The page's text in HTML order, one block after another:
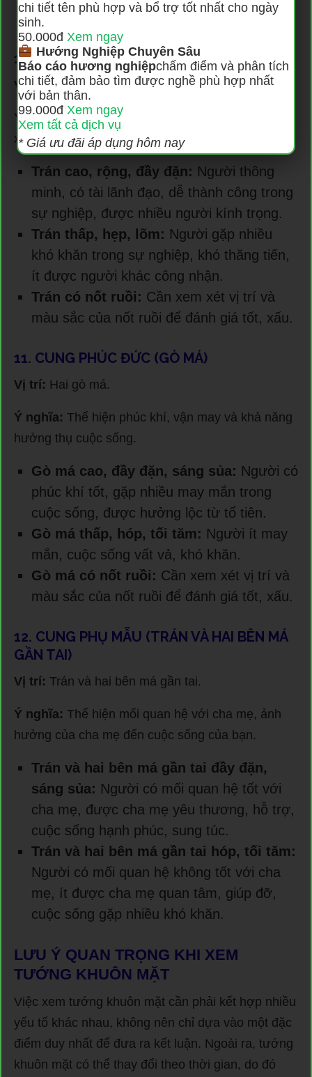
tốt, xấu.
10. CUNG QUAN LỘC (TRÁN)
Vị trí:Toàn bộ phần trán.
Ý nghĩa: Thể hiện sự nghiệp, công danh và địa vị
xã hội.
Trán cao, rộng, đầy đặn: Người thông
minh, có tài lãnh đạo, dễ thành công trong
sự nghiệp, được nhiều người kính trọng.
Trán thấp, hẹp, lõm: Người gặp nhiều
khó khăn trong sự nghiệp, khó thăng tiến,
ít được người khác công nhận.
Trán có nốt ruồi: Cần xem xét vị trí và
màu sắc của nốt ruồi để đánh giá tốt, xấu.
11. CUNG PHÚC ĐỨC (GÒ MÁ)
Vị trí: Hai gò má.
Ý nghĩa: Thể hiện phúc khí, vận may và khả năng
hưởng thụ cuộc sống.
Gò má cao, đầy đặn, sáng sủa: Người có
phúc khí tốt, gặp nhiều may mắn trong
cuộc sống, được hưởng lộc từ tổ tiên.
Gò má thấp, hóp, tối tăm: Người ít may
mắn, cuộc sống vất vả, khó khăn.
Gò má có nốt ruồi: Cần xem xét vị trí và
màu sắc của nốt ruồi để đánh giá tốt, xấu.
12. CUNG PHỤ MẪU (TRÁN VÀ HAI BÊN MÁ
GẦN TAI)
Vị trí: Trán và hai bên má gần tai.
Ý nghĩa: Thể hiện mối quan hệ với cha mẹ, ảnh
hưởng của cha mẹ đến cuộc sống của bạn.
Trán và hai bên má gần tai đầy đặn,
sáng sủa: Người có mối quan hệ tốt với
cha mẹ, được cha mẹ yêu thương, hỗ trợ,
cuộc sống hạnh phúc, sung túc.
Trán và hai bên má gần tai hóp, tối tăm:
Người có mối quan hệ không tốt với cha
mẹ, ít được cha mẹ quan tâm, giúp đỡ,
cuộc sống gặp nhiều khó khăn.
LƯU Ý QUAN TRỌNG KHI XEM
TƯỚNG KHUÔN MẶT
Việc xem tướng khuôn mặt cần phải kết hợp nhiều
yếu tố khác nhau, không nên chỉ dựa vào một đặc
điểm duy nhất để đưa ra kết luận. Ngoài ra, tướng
khuôn mặt có thể thay đổi theo thời gian, do đó
chi tiết tên phù hợp và bổ trợ tốt nhất cho ngày
sinh.
50.000đ Xem ngay
Hướng Nghiệp Chuyên Sâu
Báo cáo hương nghiệpchấm điểm và phân tích
chi tiết, đảm bảo tìm được nghề phù hợp nhất
với bản thân.
99.000đ Xem ngay
Xem tất cả dịch vụ
* Giá ưu đãi áp dụng hôm nay